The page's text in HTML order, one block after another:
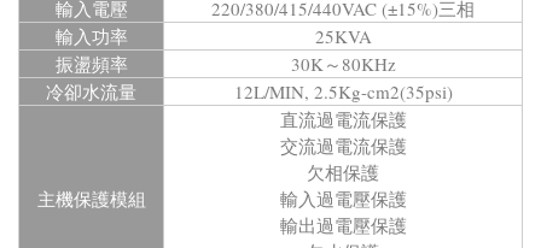
輸入電壓
220/380/415/440VAC (±15%)三相
輸入功率
25KVA
振盪頻率
30K～80KHz
冷卻水流量
12L/MIN, 2.5Kg-cm2(35psi)
主機保護模組
直流過電流保護
交流過電流保護
欠相保護
輸入過電壓保護
輸出過電壓保護